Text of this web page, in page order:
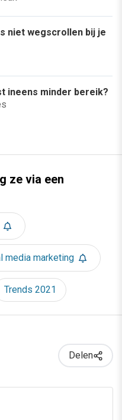
niet wegscrollen bij je
ineens minder bereik?
ze via een
media marketing
Trends 2021
Delen